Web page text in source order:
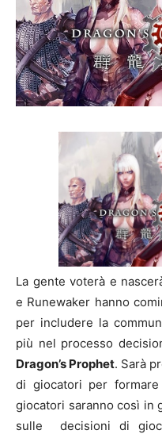
La gente voterà e
e Runewaker hanno
per includere la
più nel processo
Dragon’s Prophet. Sarà
di giocatori per
giocatori saranno così in
sulle decisioni di